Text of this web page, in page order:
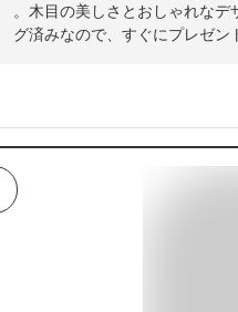
。木目の美しさとおしゃれな
グ済みなので、すぐにプレゼ